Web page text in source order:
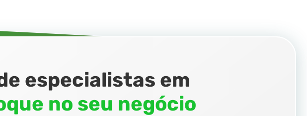
especialistas em
no seu negócio